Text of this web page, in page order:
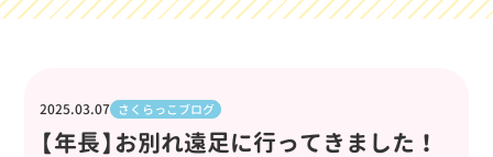
2025.03.07 さくらっこブログ
【年長】お別れ遠足に行ってきました！